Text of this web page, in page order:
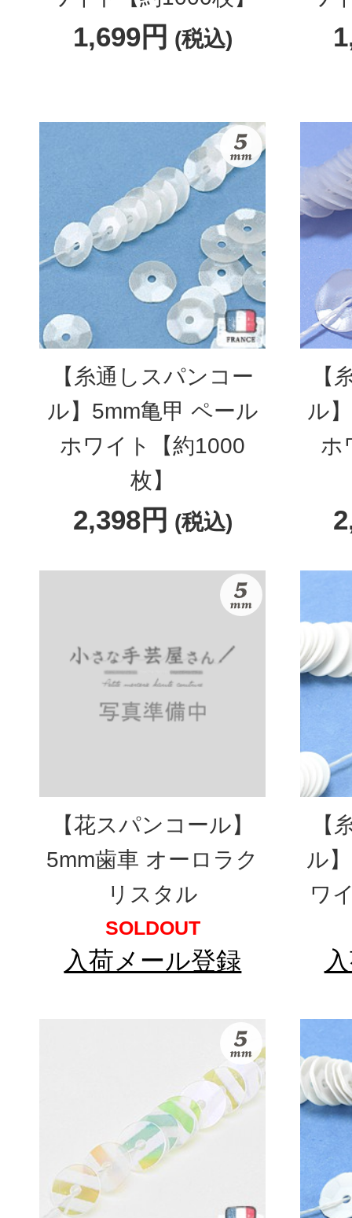
1,699円 (税込)
【糸通しスパンコー
ル】5mm亀甲 ペール
ホワイト【約1000
枚】
2,398円 (税込)
【
ル
ホ
【花スパンコール】
5mm歯車 オーロラク
リスタル
SOLDOUT
入荷メール登録
【
ル
ワ